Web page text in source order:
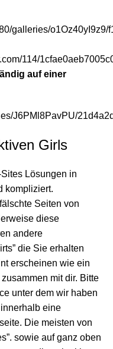
galleries/
114/
auf einer
J6PMl8PavPU/
Girls
Lösungen in
kompliziert.
Seiten von
diese
andere
die Sie erhalten
erscheinen wie ein
mit dir. Bitte
unter dem wir haben
eine
Die meisten von
sowie auf ganz oben